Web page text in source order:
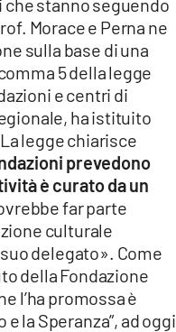
Morace e Perna ne
sulla base di una
5 della legge
e centri di
ha istituito
legge chiarisce
prevedono
è curato da un
far parte
culturale
delegato». Come
della Fondazione
l’ha promossa è
e la Speranza”, ad oggi